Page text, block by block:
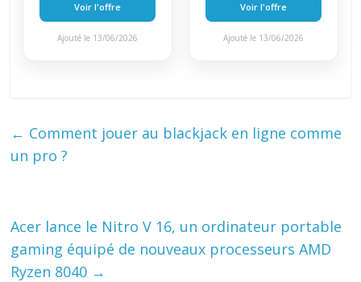
Voir l'offre
Ajouté le 13/06/2026
Voir l'offre
Ajouté le 13/06/2026
← Comment jouer au blackjack en ligne comme
un pro ?
Acer lance le Nitro V 16, un ordinateur portable
gaming équipé de nouveaux processeurs AMD
Ryzen 8040 →